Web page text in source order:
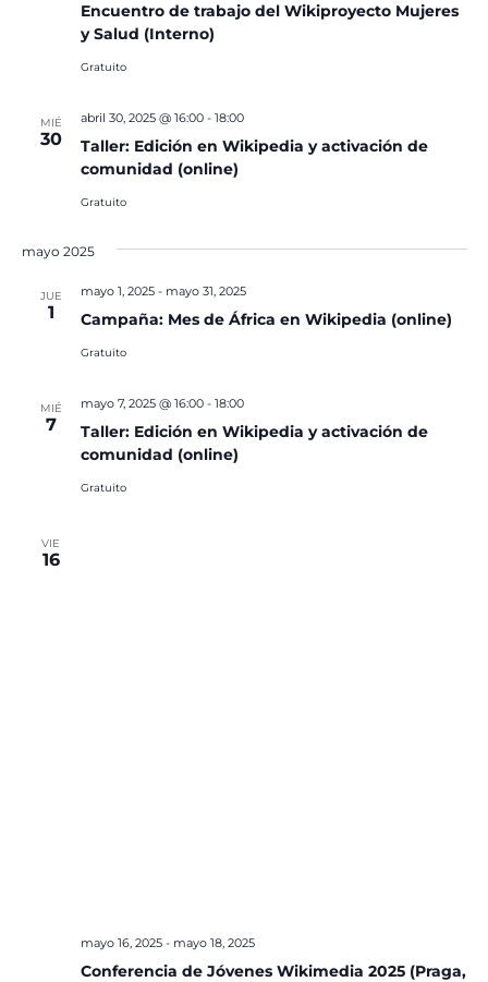
Encuentro de trabajo del Wikiproyecto Mujeres
y Salud (Interno)
Gratuito
MIÉ
30
Taller: Edición en Wikipedia y activación de
comunidad (online)
abril 30, 2025 @ 16:00- 18:00
Gratuito
mayo 2025
JUE
1 Campaña: Mes de África en Wikipedia (online)
mayo 1, 2025- mayo 31, 2025
Gratuito
MIÉ
7
Taller: Edición en Wikipedia y activación de
comunidad (online)
mayo 7, 2025 @ 16:00- 18:00
Gratuito
VIE
16
Conferencia de Jóvenes Wikimedia 2025 (Praga,
mayo 16, 2025- mayo 18, 2025